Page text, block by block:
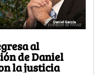
al
de Daniel
la justicia